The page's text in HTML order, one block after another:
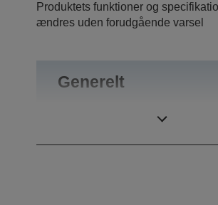
Produktets funktioner og
ændres uden forudgående varsel
Generelt